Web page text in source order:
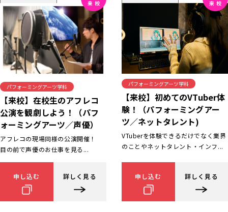
パフォーミングアーツ学科
【来校】在校生のアフレコ
公演を観劇しよう！（パフ
ォーミングアーツ／声優）
アフレコの現場同様の公演開催！
目の前で声優のお仕事を見る...
申し込む 詳しく見る
パフォーミングアーツ学科
【来校】初めてのVTuber体
験！（パフォーミングアー
ツ／ネットタレント)
VTuberを体験できるだけでなく業界
のことやネットタレント・インフ...
申し込む 詳しく見る